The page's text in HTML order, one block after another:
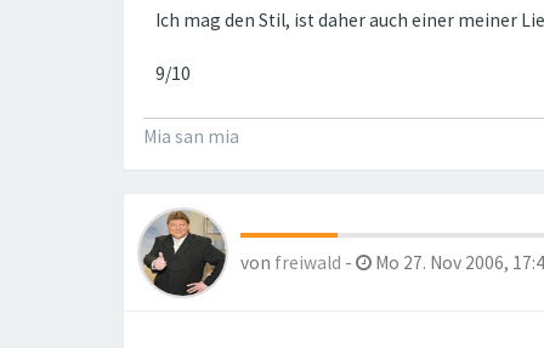
Ich mag den Stil, ist daher auch einer meiner
9/10
Mia san mia
von freiwald - Mo 27. Nov 2006,